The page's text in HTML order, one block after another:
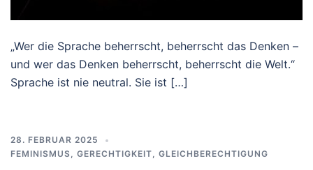
„Wer die Sprache beherrscht, beherrscht das Denken –
und wer das Denken beherrscht, beherrscht die Welt.“
Sprache ist nie neutral. Sie ist […]
28. FEBRUAR 2025
FEMINISMUS, GERECHTIGKEIT, GLEICHBERECHTIGUNG